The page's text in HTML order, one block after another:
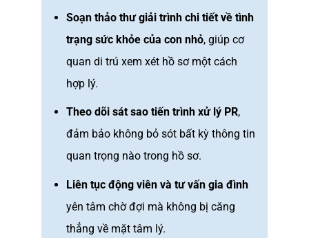
Soạn thảo thư giải trình chi tiết về tình
trạng sức khỏe của con nhỏ, giúp cơ
quan di trú xem xét hồ sơ một cách
hợp lý.
Theo dõi sát sao tiến trình xử lý PR,
đảm bảo không bỏ sót bất kỳ thông tin
quan trọng nào trong hồ sơ.
Liên tục động viên và tư vấn gia đình
yên tâm chờ đợi mà không bị căng
thẳng về mặt tâm lý.